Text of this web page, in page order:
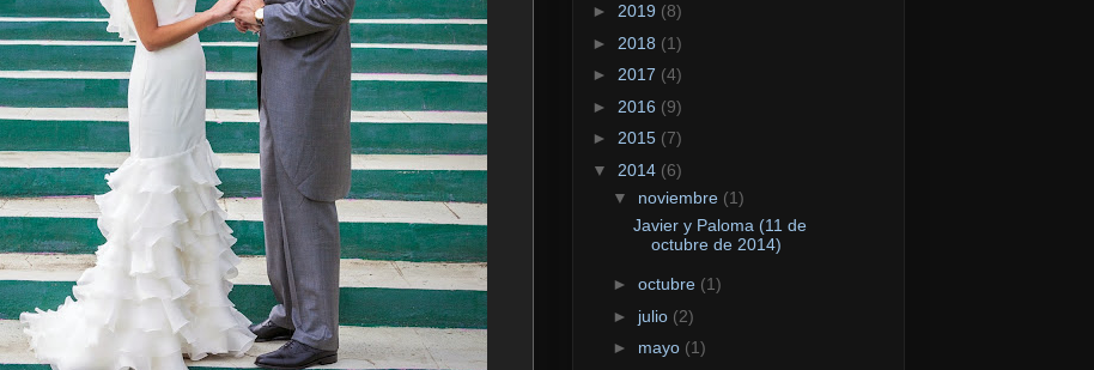
► 2019 (8)
► 2018 (1)
► 2017 (4)
► 2016 (9)
► 2015 (7)
▼ 2014 (6)
▼ noviembre (1)
Javier y Paloma (11 de
octubre de 2014)
► octubre (1)
► julio (2)
► mayo (1)